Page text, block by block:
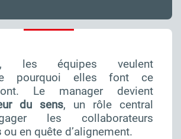
les équipes veulent
pourquoi elles font ce
Le manager devient
du sens, un rôle central
les collaborateurs
ou en quête d’alignement.